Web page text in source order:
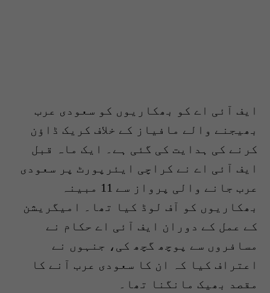
ایف آئی اے کو بھکاریوں کو سعودی عرب
بھیجنے والے مافیاز کے خلاف کریک ڈاؤن
کرنے کی ہدایت کی گئی ہے۔ ایک ماہ قبل
ایف آئی اے نے کراچی ایئرپورٹ پر سعودی
عرب جانے والی پرواز سے 11 مبینہ
بھکاریوں کو آف لوڈ کیا تھا۔ امیگریشن
کے عمل کے دوران ایف آئی اے حکام نے
مسافروں سے پوچھ گچھ کی، جنہوں نے
اعتراف کیا کہ ان کا سعودی عرب آنے کا
مقصد بھیک مانگنا تھا۔